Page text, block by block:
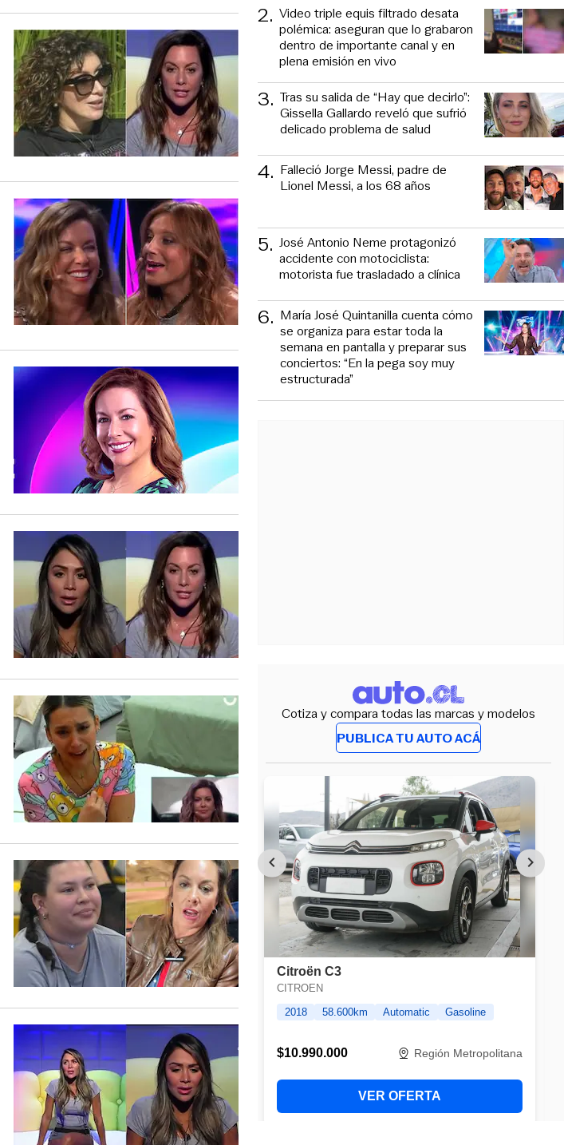
2. Video triple equis filtrado desata
polémica: aseguran que lo grabaron
dentro de importante canal y en
plena emisión en vivo
3. Tras su salida de “Hay que decirlo”:
Gissella Gallardo reveló que sufrió
delicado problema de salud
4. Falleció Jorge Messi, padre de
Lionel Messi, a los 68 años
5. José Antonio Neme protagonizó
accidente con motociclista:
motorista fue trasladado a clínica
6. María José Quintanilla cuenta cómo
se organiza para estar toda la
semana en pantalla y preparar sus
conciertos: “En la pega soy muy
estructurada”
Cotiza y compara todas las marcas y modelos
PUBLICA TU AUTO ACÁ